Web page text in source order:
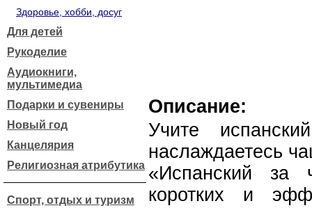
Здоровье, хобби, досуг
Для детей
Рукоделие
Аудиокниги,
мультимедиа
Подарки и сувениры
Новый год
Канцелярия
Религиозная атрибутика
Спорт, отдых и туризм
Описание:
Учите
наслаждаетесь
«Испанский
коротких и